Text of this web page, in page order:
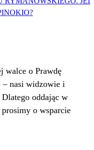
walce o Prawdę
– nasi widzowie i
oddając w
prosimy o wsparcie